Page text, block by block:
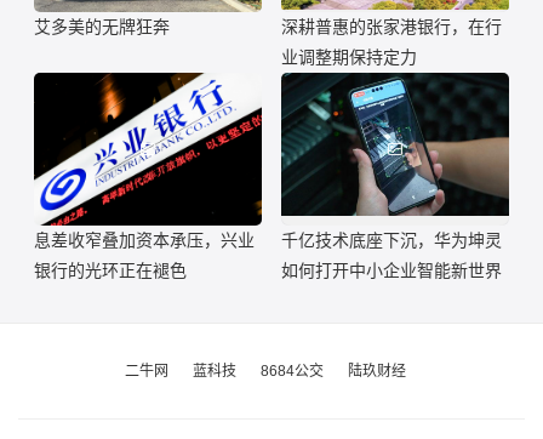
艾多美的无牌狂奔
深耕普惠的张家港银行，在行
业调整期保持定力
息差收窄叠加资本承压，兴业
银行的光环正在褪色
千亿技术底座下沉，华为坤灵
如何打开中小企业智能新世界
二牛网 蓝科技 8684公交 陆玖财经